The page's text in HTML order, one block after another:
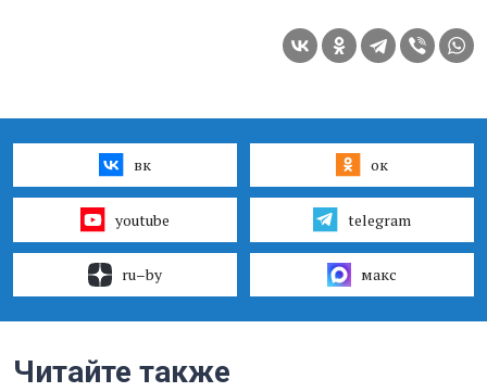
вк ок
youtube telegram
ru–by макс
Читайте также